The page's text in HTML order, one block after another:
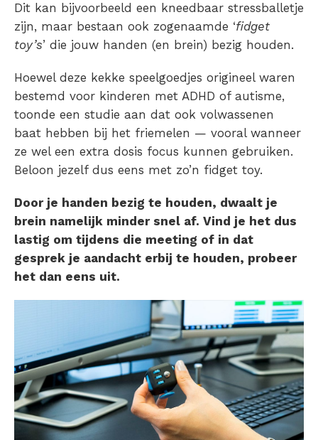
Dit kan bijvoorbeeld een kneedbaar stressballetje
zijn, maar bestaan ook zogenaamde ‘fidget
toy’s’ die jouw handen (en brein) bezig houden.
Hoewel deze kekke speelgoedjes origineel waren
bestemd voor kinderen met ADHD of autisme,
toonde een studie aan dat ook volwassenen
baat hebben bij het friemelen — vooral wanneer
ze wel een extra dosis focus kunnen gebruiken.
Beloon jezelf dus eens met zo’n fidget toy.
Door je handen bezig te houden, dwaalt je
brein namelijk minder snel af. Vind je het dus
lastig om tijdens die meeting of in dat
gesprek je aandacht erbij te houden, probeer
het dan eens uit.